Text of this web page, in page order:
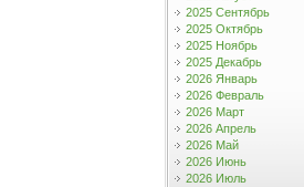
2025 Сентябрь
2025 Октябрь
2025 Ноябрь
2025 Декабрь
2026 Январь
2026 Февраль
2026 Март
2026 Апрель
2026 Май
2026 Июнь
2026 Июль